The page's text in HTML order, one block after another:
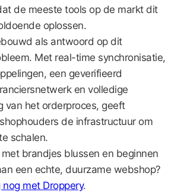
de meeste tools op de markt dit
oplossen.
als antwoord op dit
Met real-time synchronisatie,
een geverifieerd
en volledige
van het orderproces, geeft
de infrastructuur om
schalen.
brandjes blussen en beginnen
een echte, duurzame webshop?
met Droppery.